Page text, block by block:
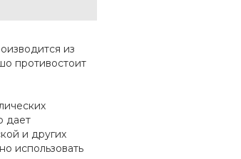
из
противостоит
дает
и других
использовать